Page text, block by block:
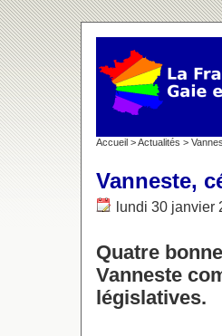
Accueil >Actualités >
Vanneste,
lundi 30 janvier
Quatre
Vanneste
législatives.